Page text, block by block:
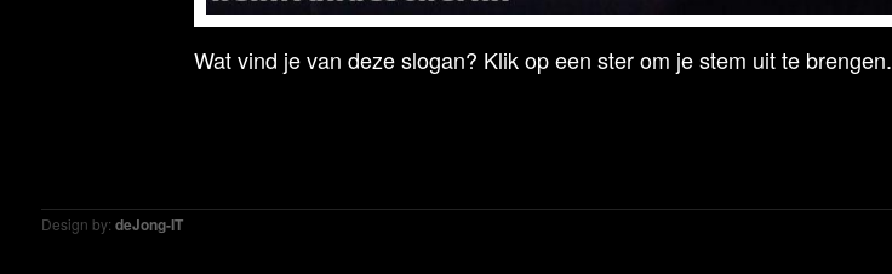
Wat vind je van deze slogan? Klik op een ster om je stem uit te brengen.
Design by: deJong-IT